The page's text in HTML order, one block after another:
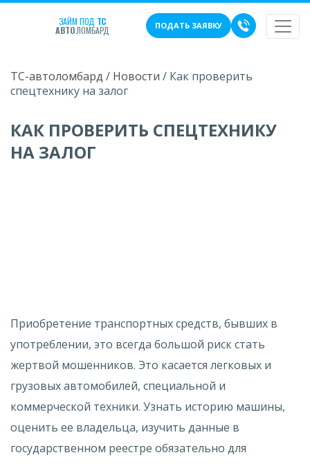
ЗАЙМ ПОД ТС
АВТОЛОМБАРД ПОДАТЬ ЗАЯВКУ
ТС-автоломбард / Новости / Как проверить
спецтехнику на залог
КАК ПРОВЕРИТЬ СПЕЦТЕХНИКУ
НА ЗАЛОГ
Приобретение транспортных средств, бывших в
употреблении, это всегда большой риск стать
жертвой мошенников. Это касается легковых и
грузовых автомобилей, специальной и
коммерческой техники. Узнать историю машины,
оценить ее владельца, изучить данные в
государственном реестре обязательно для